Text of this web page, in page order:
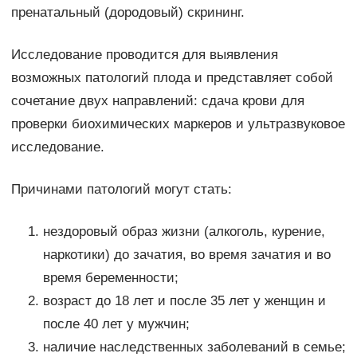
пренатальный (дородовый) скрининг.
Исследование проводится для выявления
возможных патологий плода и представляет собой
сочетание двух направлений: сдача крови для
проверки биохимических маркеров и ультразвуковое
исследование.
Причинами патологий могут стать:
нездоровый образ жизни (алкоголь, курение,
наркотики) до зачатия, во время зачатия и во
время беременности;
возраст до 18 лет и после 35 лет у женщин и
после 40 лет у мужчин;
наличие наследственных заболеваний в семье;